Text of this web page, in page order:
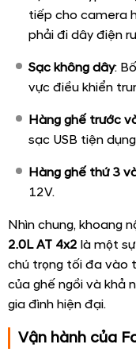
Xe trang bị dàn âm
nhu cầu giải trí của